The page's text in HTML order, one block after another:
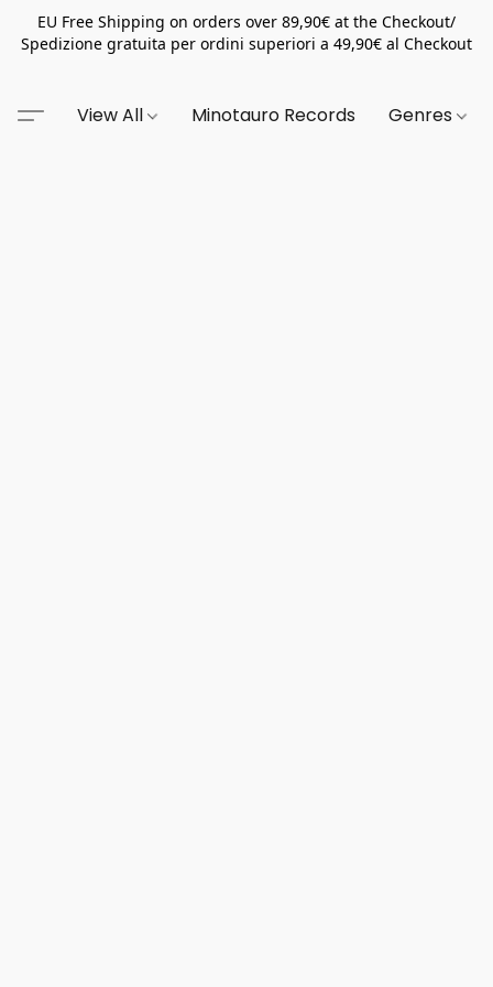
EU Free Shipping on orders over 89,90€ at the Checkout/
Spedizione gratuita per ordini superiori a 49,90€ al Checkout
View All Minotauro Records Genres